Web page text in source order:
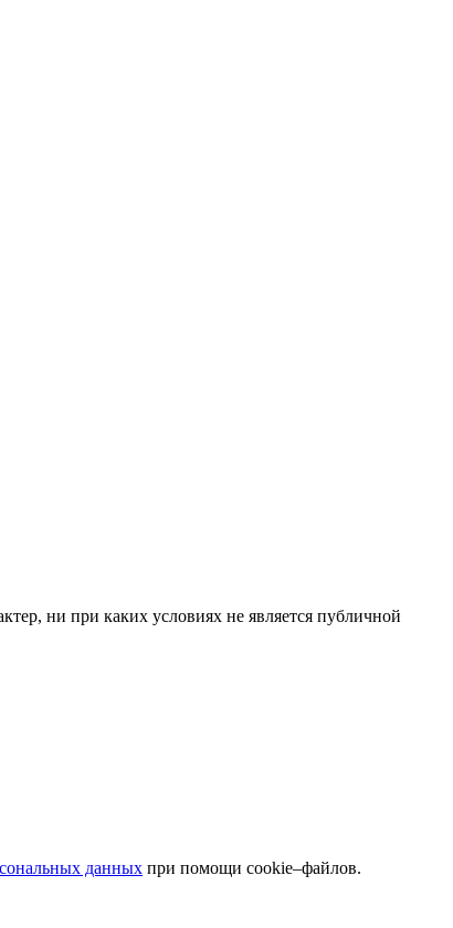
ни при каких условиях не является публичной
данных при помощи cookie–файлов.